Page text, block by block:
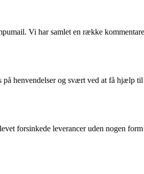
Vi har samlet en række
henvendelser og svært ved at få hjælp
forsinkede leverancer uden nogen